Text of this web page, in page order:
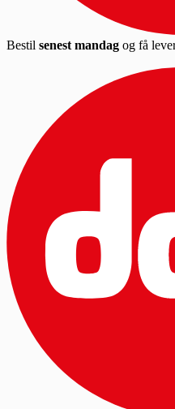
Bestil senest mandag og få